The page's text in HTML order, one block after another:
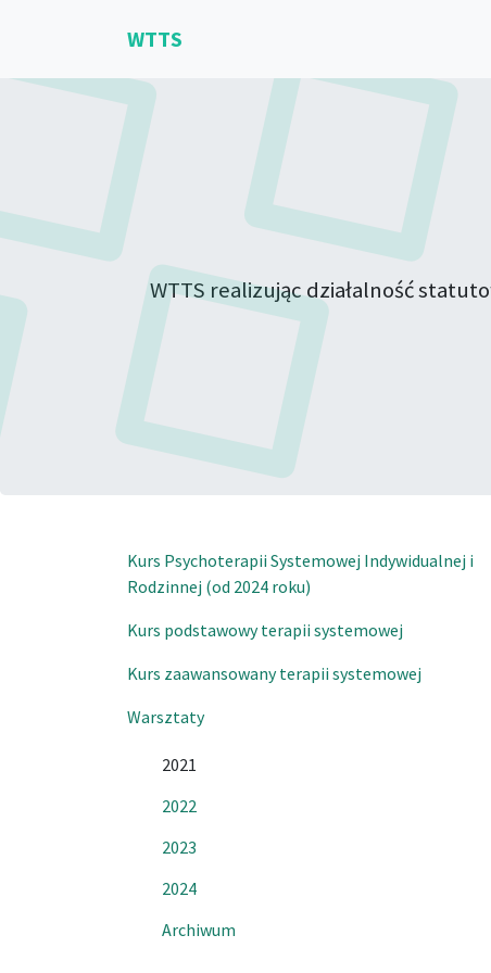
WTTS
WTTS realizując działalność
Kurs Psychoterapii Systemowej Indywidualnej i
Rodzinnej (od 2024 roku)
Kurs podstawowy terapii systemowej
Kurs zaawansowany terapii systemowej
Warsztaty
2021
2022
2023
2024
Archiwum